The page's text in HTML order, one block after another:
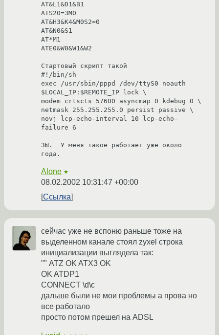
AT&L1&D1&B1
ATS20=3M0
AT&H3&K4&M0S2=0
AT&N0&S1
AT*M1
ATE0&W0&W1&W2
Стартовый скрипт такой
#!/bin/sh
exec /usr/sbin/pppd /dev/ttyS0 noauth
$LOCAL_IP:$REMOTE_IP lock \
modem crtscts 57600 asyncmap 0 kdebug 0 \
netmask 255.255.255.0 persist passive \
novj lcp-echo-interval 10 lcp-echo-
failure 6
ЗЫ.  У меня такое работает уже около
Alone ★
08.02.2002 10:31:47 +00:00
Ссылка
сейчас уже не вспоню раньше тоже на
выделенном канале стоял zyxel строка
инициализации выглядела так:
"" ATZ OK ATX3 OK
OK ATDP1
CONNECT \d\c
дальше были не мои проблемы а прова но
все работало
просто потом прешел на ADSL